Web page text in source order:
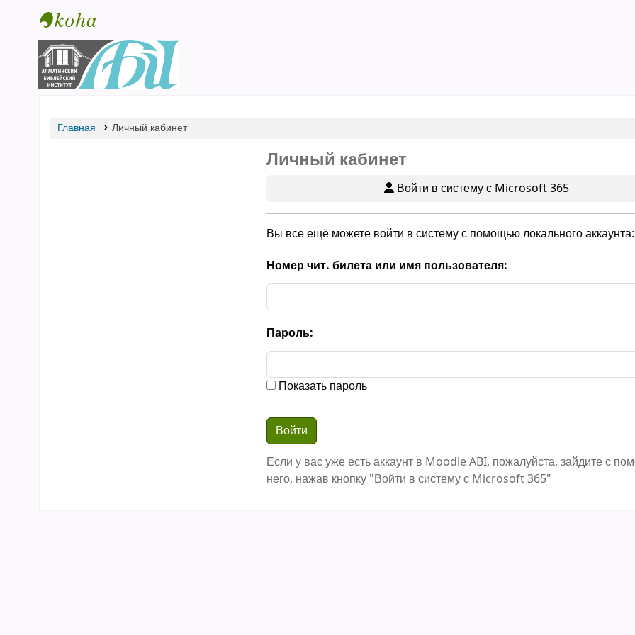
Библиотека АБИ
Главная Личный кабинет
Личный кабинет
Войти в систему с Microsoft 365
Вы все ещё можете войти в систему с помощью локального аккаунта:
Номер чит. билета или имя пользователя:
Пароль:
Показать пароль
Если у вас уже есть аккаунт в Moodle ABI, пожалуйста, зайдите с
него, нажав кнопку "Войти в систему с Microsoft 365"